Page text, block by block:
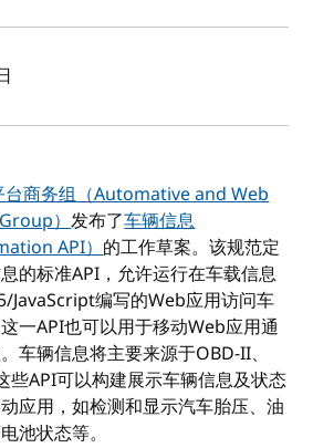
台商务组（Automative and Web
）发布了车辆信息
API）的工作草案。该规范定
的标准API，允许运行在车载信息
JavaScript编写的Web应用访问车
一API也可以用于移动Web应用通
车辆信息将主要来源于OBD-II、
些API可以构建展示车辆信息及状态
应用，如检测和显示汽车胎压、油
池状态等。